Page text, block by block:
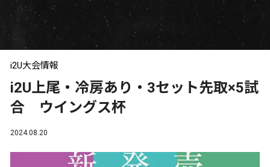
i2U大会情報
i2U上尾・冷房あり・3セット先取×5試
合 ウイングス杯
2024.08.20